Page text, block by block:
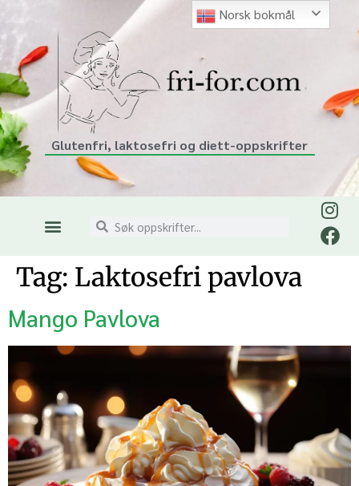
Glutenfri, laktosefri og diett-oppskrifter
Tag: Laktosefri pavlova
Mango Pavlova
Norsk bokmål